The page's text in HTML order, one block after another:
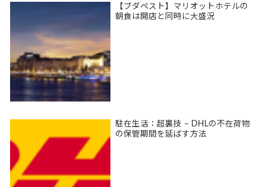
【ブダペスト】マリオットホテルの
朝食は開店と同時に大盛況
駐在生活：超裏技 – DHLの不在荷物
の保管期間を延ばす方法